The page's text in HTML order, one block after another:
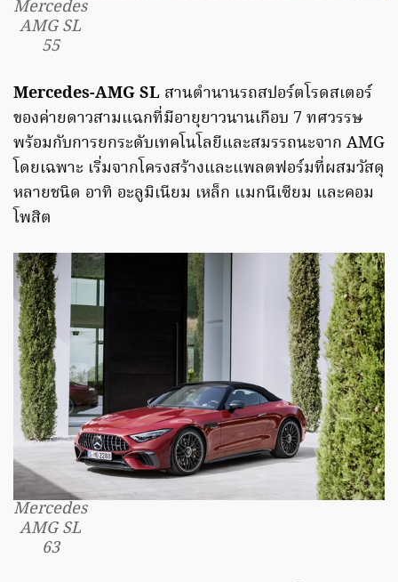
Mercedes
AMG SL
55
Mercedes-AMG SL สานตำนานรถสปอร์ตโรดสเตอร์
ของค่ายดาวสามแฉกที่มีอายุยาวนานเกือบ 7 ทศวรรษ
พร้อมกับการยกระดับเทคโนโลยีและสมรรถนะจาก AMG
โดยเฉพาะ เริ่มจากโครงสร้างและแพลตฟอร์มที่ผสมวัสดุ
หลายชนิด อาทิ อะลูมิเนียม เหล็ก แมกนีเซียม และคอม
โพสิต
Mercedes
AMG SL
63